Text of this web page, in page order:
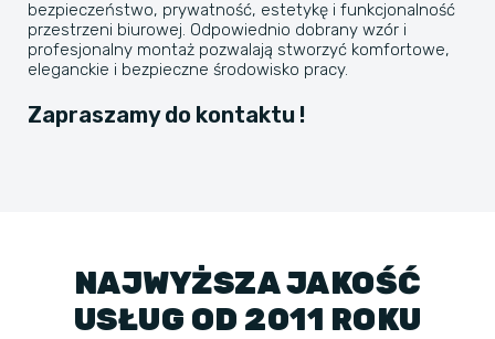
bezpieczeństwo, prywatność, estetykę i funkcjonalność
przestrzeni biurowej. Odpowiednio dobrany wzór i
profesjonalny montaż pozwalają stworzyć komfortowe,
eleganckie i bezpieczne środowisko pracy.
Zapraszamy do kontaktu !
NAJWYŻSZA JAKOŚĆ
USŁUG OD 2011 ROKU